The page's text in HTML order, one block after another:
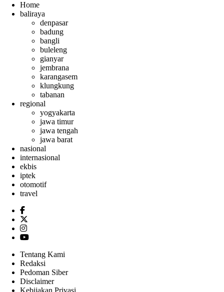
Home
baliraya
denpasar
badung
bangli
buleleng
gianyar
jembrana
karangasem
klungkung
tabanan
regional
yogyakarta
jawa timur
jawa tengah
jawa barat
nasional
internasional
ekbis
iptek
otomotif
travel
Tentang Kami
Redaksi
Pedoman Siber
Disclaimer
Kebijakan Privasi